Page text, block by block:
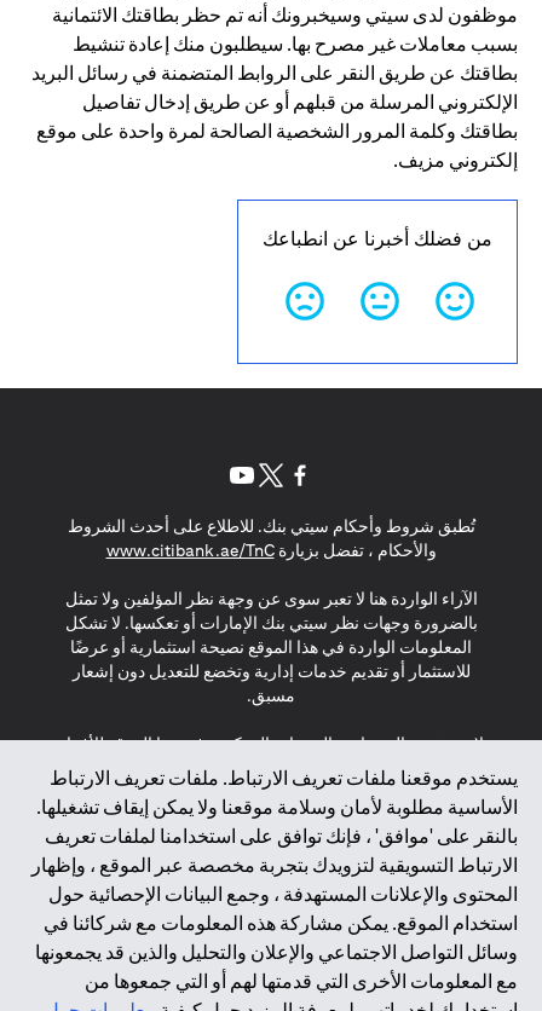
موظفون لدى سيتي وسيخبرونك أنه تم حظر بطاقتك الائتمانية
بسبب معاملات غير مصرح بها. سيطلبون منك إعادة تنشيط
بطاقتك عن طريق النقر على الروابط المتضمنة في رسائل البريد
الإلكتروني المرسلة من قبلهم أو عن طريق إدخال تفاصيل
بطاقتك وكلمة المرور الشخصية الصالحة لمرة واحدة على موقع
إلكتروني مزيف.
من فضلك أخبرنا عن انطباعك
يستخدم موقعنا ملفات تعريف الارتباط. ملفات تعريف الارتباط
الأساسية مطلوبة لأمان وسلامة موقعنا ولا يمكن إيقاف تشغيلها.
بالنقر على 'موافق' ، فإنك توافق على استخدامنا لملفات تعريف
الارتباط التسويقية لتزويدك بتجربة مخصصة عبر الموقع ، وإظهار
المحتوى والإعلانات المستهدفة ، وجمع البيانات الإحصائية حول
استخدام الموقع. يمكن مشاركة هذه المعلومات مع شركائنا في
وسائل التواصل الاجتماعي والإعلان والتحليل والذين قد يجمعونها
مع المعلومات الأخرى التي قدمتها لهم أو التي جمعوها من
تُطبق شروط وأحكام سيتي بنك. للاطلاع على أحدث الشروط
والأحكام ، تفضل بزيارةwww.citibank.ae/TnC
(opens in a new tab)
الآراء الواردة هنا لا تعبر سوى عن وجهة نظر المؤلفين ولا تمثل
بالضرورة وجهات نظر سيتي بنك الإمارات أو تعكسها. لا تشكل
المعلومات الواردة في هذا الموقع نصيحة استثمارية أو عرضًا
للاستثمار أو تقديم خدمات إدارية وتخضع للتعديل دون إشعار
مسبق.
لا يتم تقديم المنتجات والخدمات المذكورة في هذا الموقع للأفراد
المقيمين في الاتحاد الأوروبي أو المنطقة الاقتصادية الأوروبية أو
سويسرا أو غيرنسي أو جيرسي أو موناكو أو سان مارينو أو
الفاتيكان أو جزيرة مان أو المملكة المتحدة أو خصوصية البيانات
(لائحة حماية البيانات العامة \ قانون حماية البيانات الشخصية
العامة \ قانون خصوصية نيوزيلندا). المحتوى الموجود في هذه
الصفحة ليس ولا ينبغي تفسيره على أنه عرض أو دعوة أو دعوة
لشراء أو بيع أي من المنتجات والخدمات المذكورة هنا لمثل هؤلاء
الأفراد.
*GDPR – اللائحة العامة لحماية البيانات؛ * LGPD – Lei Geral de